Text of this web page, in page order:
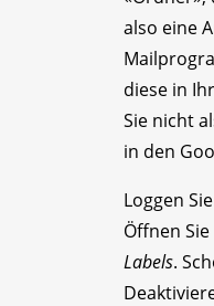
also eine
diese in
Sie nicht
in den
Loggen
Öffnen
Labels.